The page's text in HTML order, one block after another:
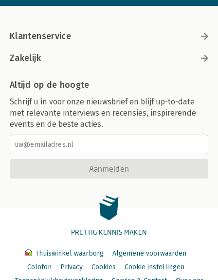
Klantenservice
Zakelijk
Altijd op de hoogte
Schrijf u in voor onze nieuwsbrief en blijf up-to-date
met relevante interviews en recensies, inspirerende
events en de beste acties.
Aanmelden
PRETTIG KENNIS MAKEN
Thuiswinkel waarborg
Algemene voorwaarden
Colofon
Privacy Cookies
Cookie instellingen